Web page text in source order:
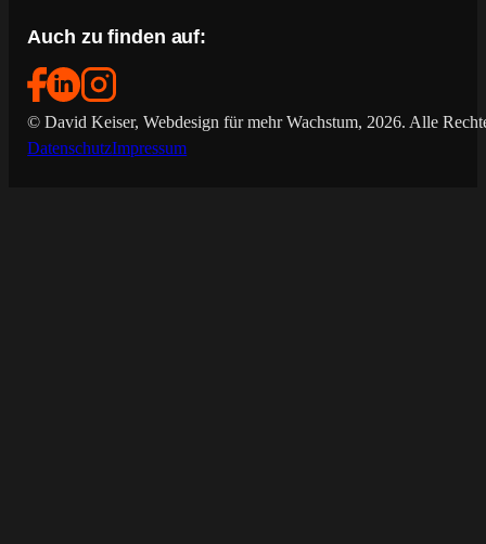
Auch zu finden auf:
© David Keiser, Webdesign für mehr Wachstum, 2026. Alle
DatenschutzImpressum